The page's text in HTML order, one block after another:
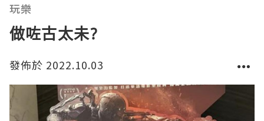
玩樂
做咗古太未?
發佈於 2022.10.03